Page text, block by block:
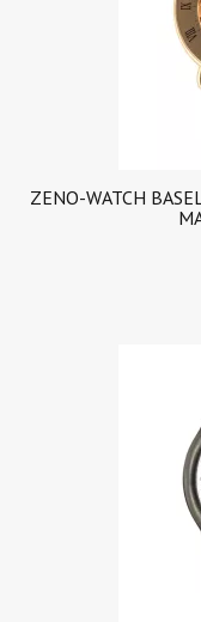
ZENO-WATCH